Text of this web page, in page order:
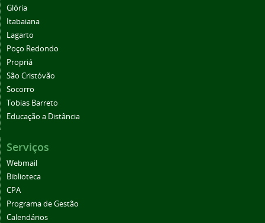
Glória
Itabaiana
Lagarto
Poço Redondo
Propriá
São Cristóvão
Socorro
Tobias Barreto
Educação a Distância
Serviços
Webmail
Biblioteca
CPA
Programa de Gestão
Calendários